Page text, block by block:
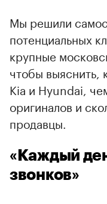
Мы решили
потенциальных
крупные
чтобы выяснить,
Kia и Hyundai,
оригиналов и
продавцы.
«Каждый
звонков»